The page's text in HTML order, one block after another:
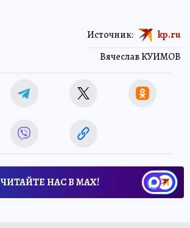
Вячеслав КУИМОВ
Источник: kp.ru
ЧИТАЙТЕ НАС В МАХ!